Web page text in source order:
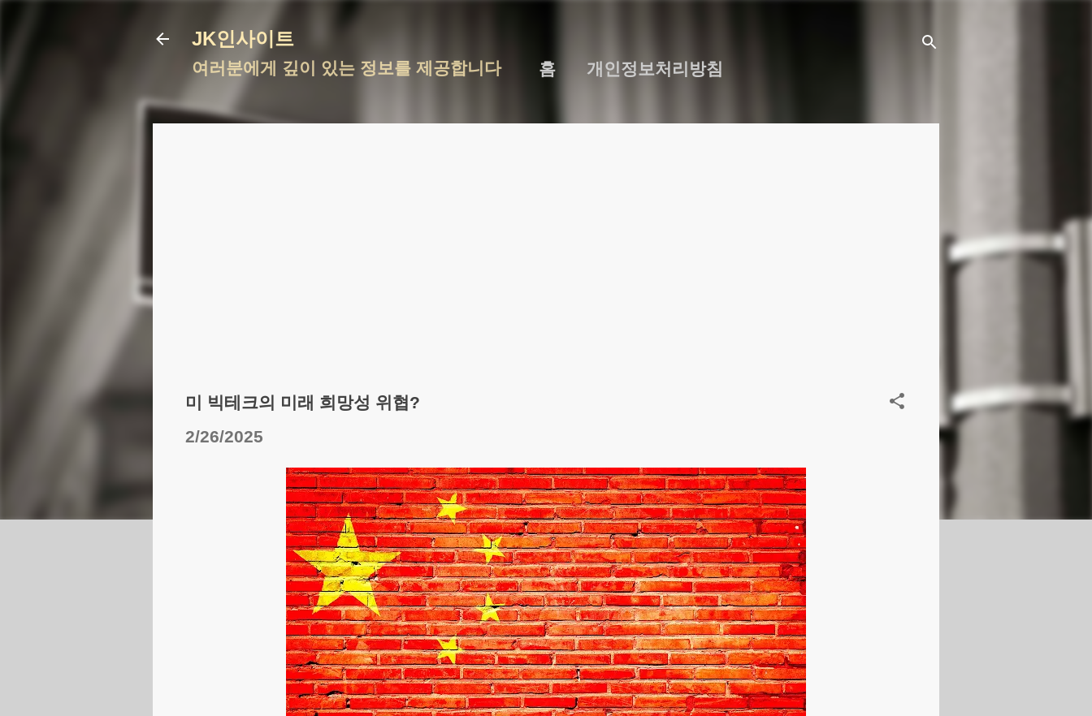
JK인사이트
여러분에게 깊이 있는 정보를 제공합니다 홈 개인정보처리방침
미 빅테크의 미래 희망성 위협?
2/26/2025